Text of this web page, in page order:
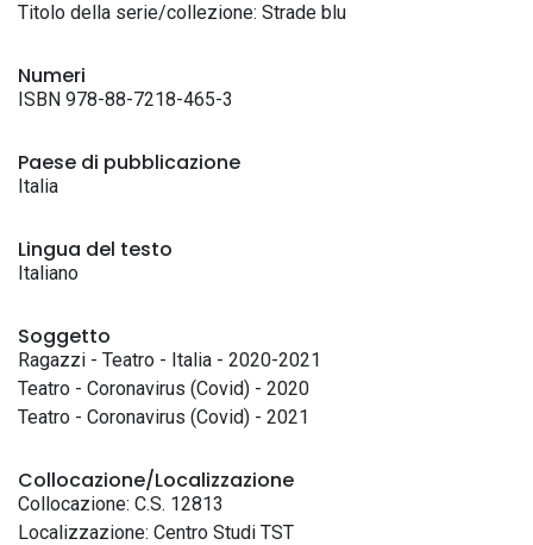
Titolo della serie/collezione: Strade blu
Numeri
ISBN 978-88-7218-465-3
Paese di pubblicazione
Italia
Lingua del testo
Italiano
Soggetto
Ragazzi - Teatro - Italia - 2020-2021
Teatro - Coronavirus (Covid) - 2020
Teatro - Coronavirus (Covid) - 2021
Collocazione/Localizzazione
Collocazione: C.S. 12813
Localizzazione: Centro Studi TST